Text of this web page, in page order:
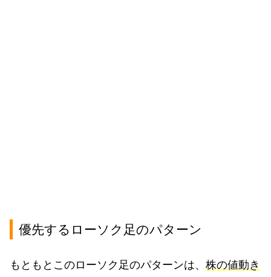
優先するローソク足のパターン
もともとこのローソク足のパターンは、 株の値動き